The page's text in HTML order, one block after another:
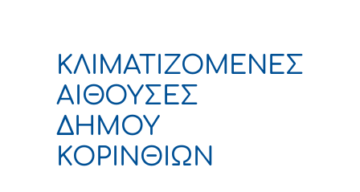
ΚΛΙΜΑΤΙΖΟΜΕΝΕΣ
ΑΙΘΟΥΣΕΣ
ΔΗΜΟΥ
ΚΟΡΙΝΘΙΩΝ